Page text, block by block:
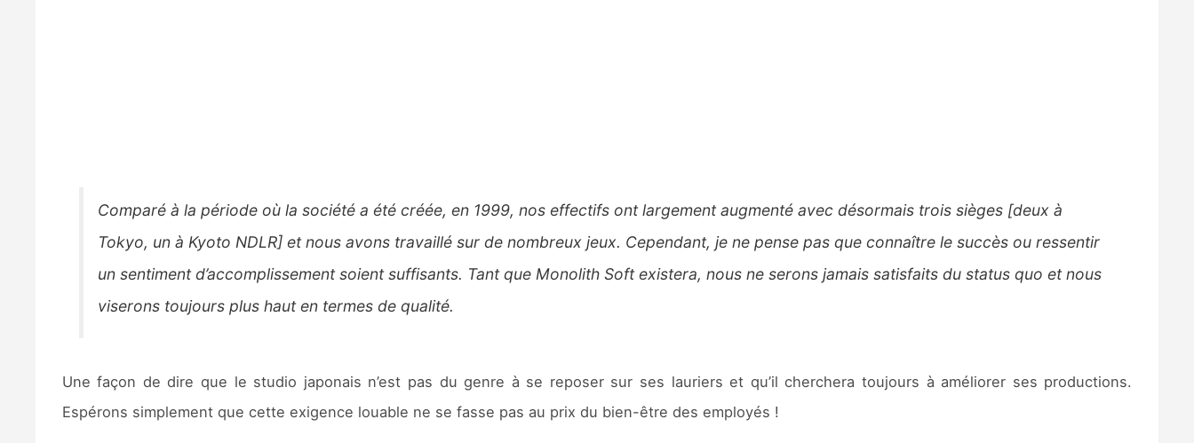
Comparé à la période où la société a été créée, en 1999, nos effectifs ont largement augmenté avec désormais trois sièges [deux à
Tokyo, un à Kyoto NDLR] et nous avons travaillé sur de nombreux jeux. Cependant, je ne pense pas que connaître le succès ou ressentir
un sentiment d’accomplissement soient suffisants. Tant que Monolith Soft existera, nous ne serons jamais satisfaits du status quo et nous
viserons toujours plus haut en termes de qualité.
Une façon de dire que le studio japonais n’est pas du genre à se reposer sur ses lauriers et qu’il cherchera toujours à améliorer ses productions.
Espérons simplement que cette exigence louable ne se fasse pas au prix du bien-être des employés !